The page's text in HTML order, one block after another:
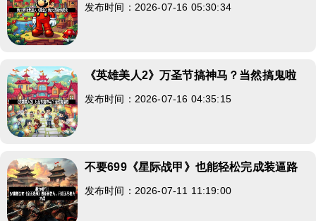
发布时间：2026-07-16 05:30:34
《英雄美人2》万圣节搞神马？当然搞鬼啦
发布时间：2026-07-16 04:35:15
不要699《星际战甲》也能轻松完成装逼路
发布时间：2026-07-11 11:19:00